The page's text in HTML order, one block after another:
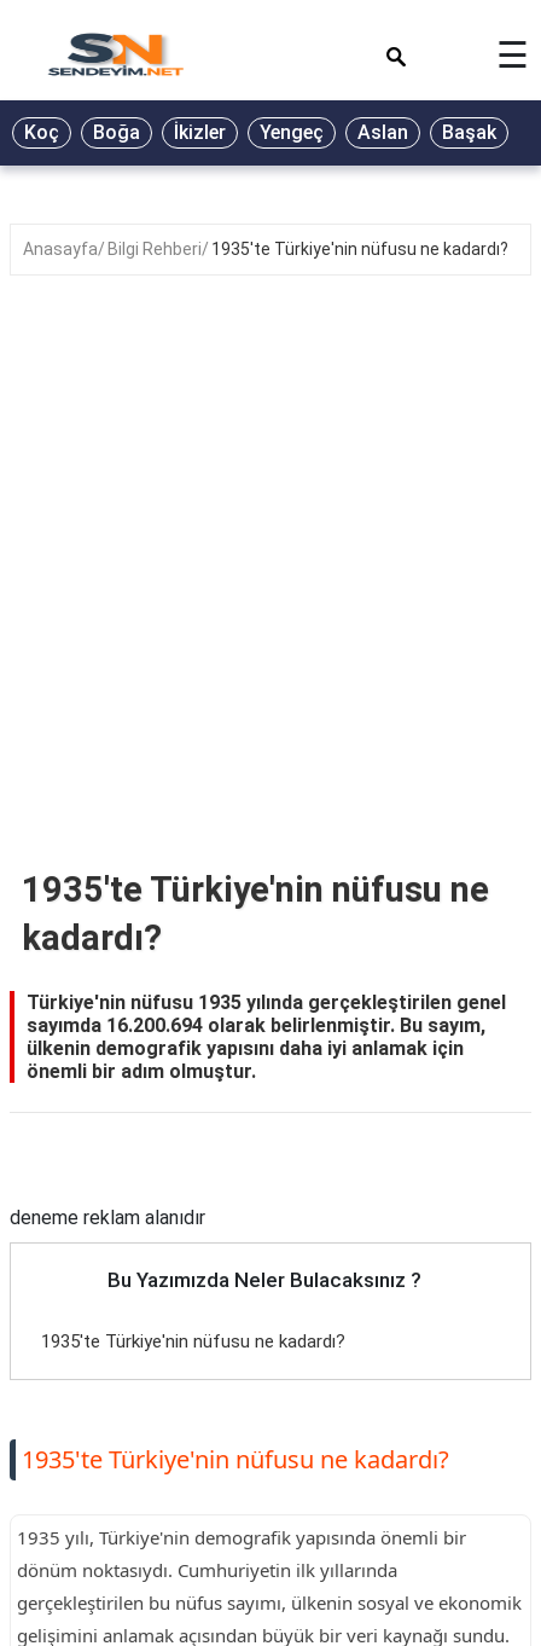
BİYOGRAFİ
GALERİ
☰
Koç Boğa İkizler Yengeç Aslan Başak
Anasayfa Bilgi Rehberi 1935'te Türkiye'nin nüfusu ne kadardı?
1935'te Türkiye'nin nüfusu ne
kadardı?
Türkiye'nin nüfusu 1935 yılında gerçekleştirilen genel
sayımda 16.200.694 olarak belirlenmiştir. Bu sayım,
ülkenin demografik yapısını daha iyi anlamak için
önemli bir adım olmuştur.
deneme reklam alanıdır
Bu Yazımızda Neler Bulacaksınız ?
1935'te Türkiye'nin nüfusu ne kadardı?
1935'te Türkiye'nin nüfusu ne kadardı?
1935 yılı, Türkiye'nin demografik yapısında önemli bir
dönüm noktasıydı. Cumhuriyetin ilk yıllarında
gerçekleştirilen bu nüfus sayımı, ülkenin sosyal ve ekonomik
gelişimini anlamak açısından büyük bir veri kaynağı sundu.